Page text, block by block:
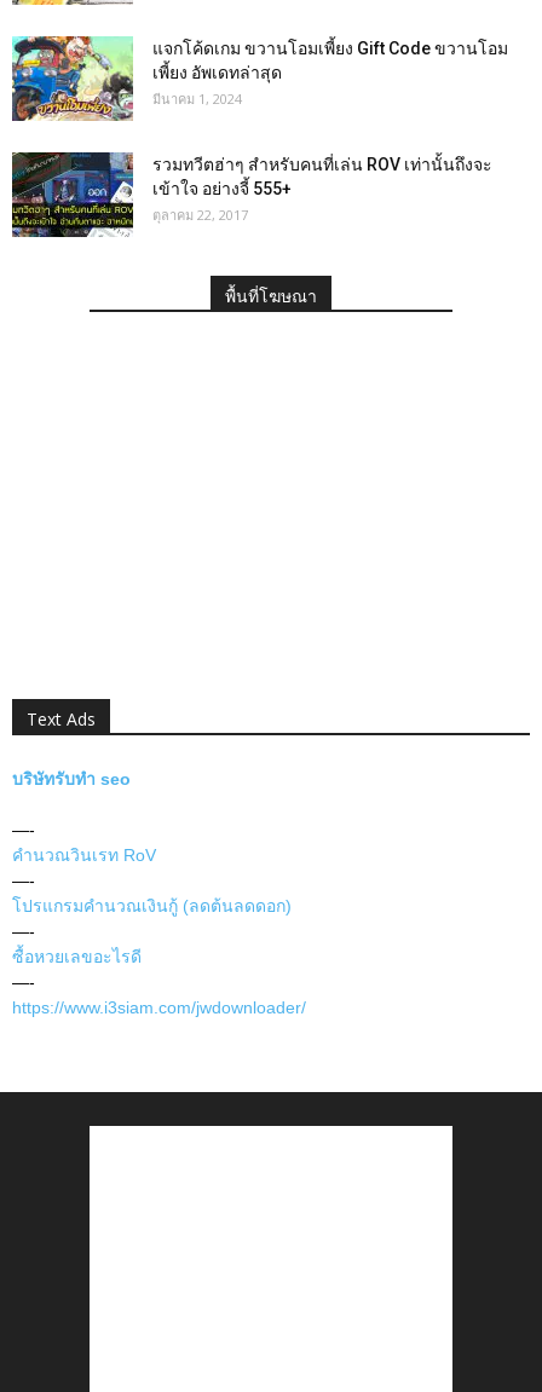
แจกโค้ดเกม ขวานโอมเพี้ยง Gift Code ขวานโอม
เพี้ยง อัพเดทล่าสุด
มีนาคม 1, 2024
รวมทวีตฮ่าๆ สำหรับคนที่เล่น ROV เท่านั้นถึงจะ
เข้าใจ อย่างจี้ 555+
ตุลาคม 22, 2017
พื้นที่โฆษณา
Text Ads
บริษัทรับทำ seo
—-
คำนวณวินเรท RoV
—-
โปรแกรมคำนวณเงินกู้ (ลดต้นลดดอก)
—-
ซื้อหวยเลขอะไรดี
—-
https://www.i3siam.com/jwdownloader/